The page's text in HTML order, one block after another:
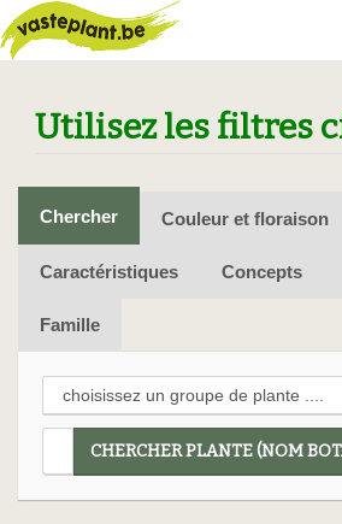
Utilisez les filtres
Chercher Couleur et floraison
Caractéristiques Concepts
Famille
CHERCHER PLANTE (NOM